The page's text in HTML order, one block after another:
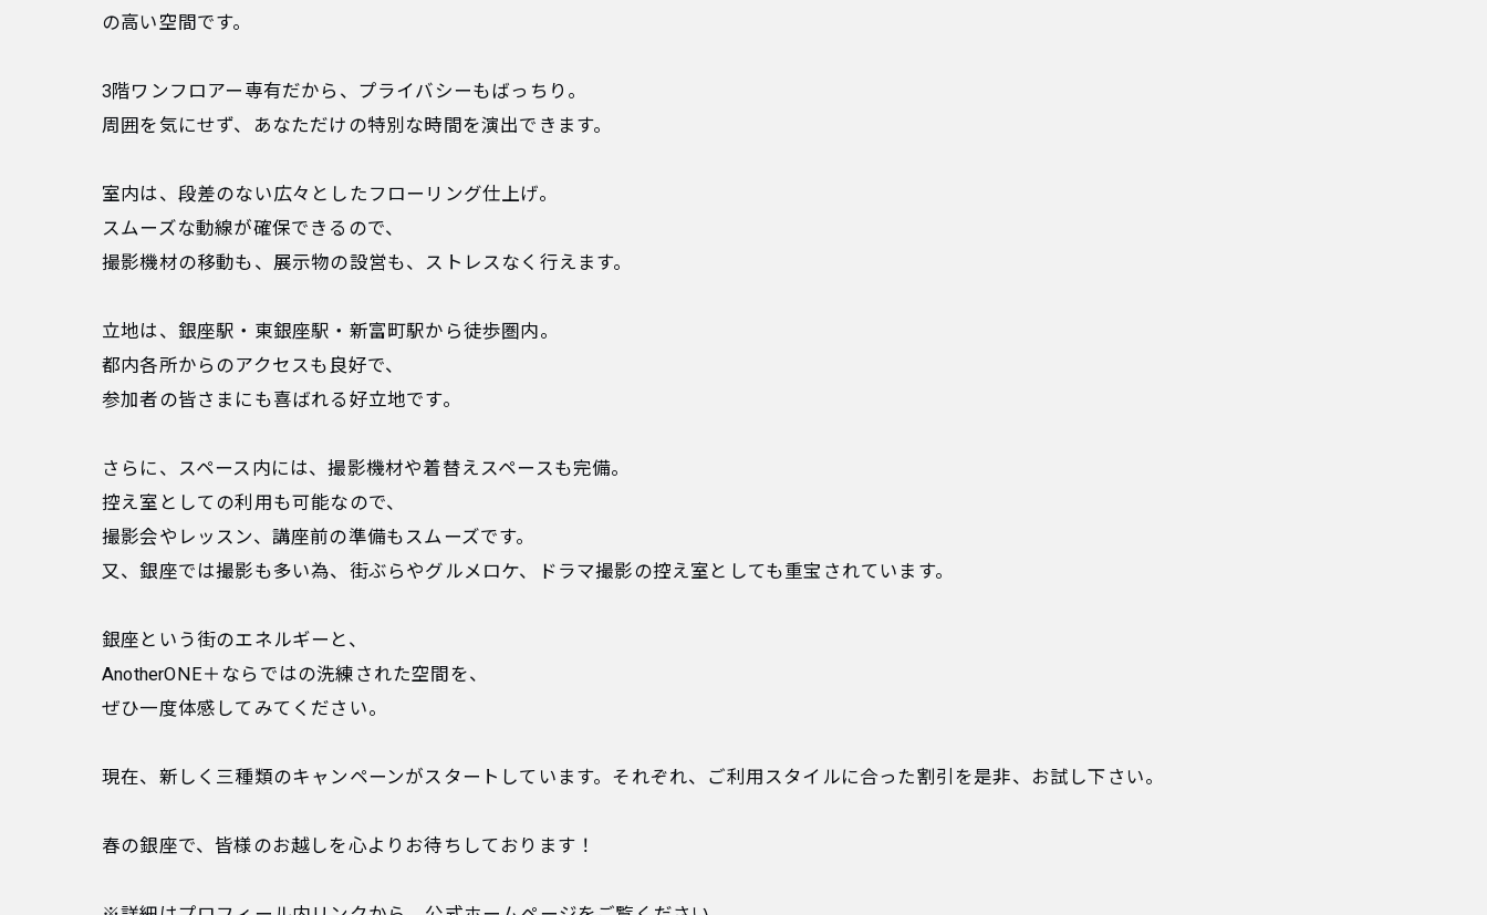
の高い空間です。
3階ワンフロアー専有だから、プライバシーもばっちり。
周囲を気にせず、あなただけの特別な時間を演出できます。
室内は、段差のない広々としたフローリング仕上げ。
スムーズな動線が確保できるので、
撮影機材の移動も、展示物の設営も、ストレスなく行えます。
立地は、銀座駅・東銀座駅・新富町駅から徒歩圏内。
都内各所からのアクセスも良好で、
参加者の皆さまにも喜ばれる好立地です。
さらに、スペース内には、撮影機材や着替えスペースも完備。
控え室としての利用も可能なので、
撮影会やレッスン、講座前の準備もスムーズです。
又、銀座では撮影も多い為、街ぶらやグルメロケ、ドラマ撮影の控え室としても重宝されています。
銀座という街のエネルギーと、
AnotherONE＋ならではの洗練された空間を、
ぜひ一度体感してみてください。
現在、新しく三種類のキャンペーンがスタートしています。それぞれ、ご利用スタイルに合った割引を是非、お試し下さい。
春の銀座で、皆様のお越しを心よりお待ちしております！